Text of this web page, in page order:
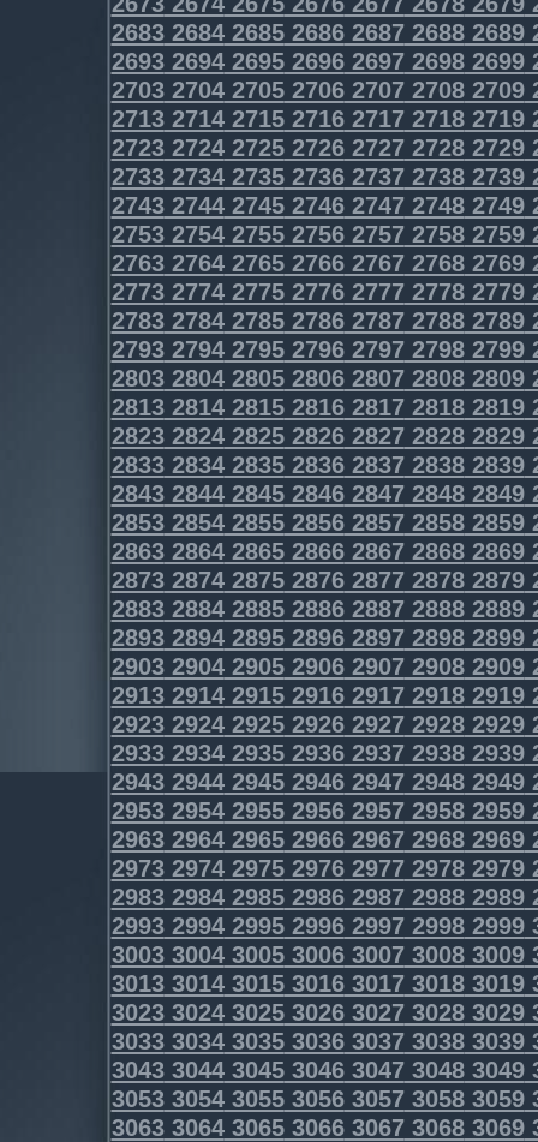
2683268426852686268726882689
2693269426952696269726982699
2703270427052706270727082709
2713271427152716271727182719
2723272427252726272727282729
2733273427352736273727382739
2743274427452746274727482749
2753275427552756275727582759
2763276427652766276727682769
2773277427752776277727782779
2783278427852786278727882789
2793279427952796279727982799
2803280428052806280728082809
2813281428152816281728182819
2823282428252826282728282829
2833283428352836283728382839
2843284428452846284728482849
2853285428552856285728582859
2863286428652866286728682869
2873287428752876287728782879
2883288428852886288728882889
2893289428952896289728982899
2903290429052906290729082909
2913291429152916291729182919
2923292429252926292729282929
2933293429352936293729382939
2943294429452946294729482949
2953295429552956295729582959
2963296429652966296729682969
2973297429752976297729782979
2983298429852986298729882989
2993299429952996299729982999
3003300430053006300730083009
3013301430153016301730183019
3023302430253026302730283029
3033303430353036303730383039
3043304430453046304730483049
3053305430553056305730583059
3063306430653066306730683069